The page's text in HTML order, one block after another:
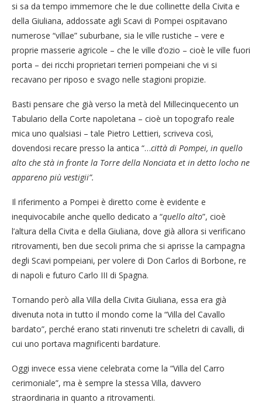
si sa da tempo immemore che le due collinette della Civita e
della Giuliana, addossate agli Scavi di Pompei ospitavano
numerose “villae” suburbane, sia le ville rustiche – vere e
proprie masserie agricole – che le ville d’ozio – cioè le ville fuori
porta – dei ricchi proprietari terrieri pompeiani che vi si
recavano per riposo e svago nelle stagioni propizie.
Basti pensare che già verso la metà del Millecinquecento un
Tabulario della Corte napoletana – cioè un topografo reale
mica uno qualsiasi – tale Pietro Lettieri, scriveva così,
dovendosi recare presso la antica “…città di Pompei, in quello
alto che stà in fronte la Torre della Nonciata et in detto locho ne
appareno più vestigii”.
Il riferimento a Pompei è diretto come è evidente e
inequivocabile anche quello dedicato a “quello alto”, cioè
l’altura della Civita e della Giuliana, dove già allora si verificano
ritrovamenti, ben due secoli prima che si aprisse la campagna
degli Scavi pompeiani, per volere di Don Carlos di Borbone, re
di napoli e futuro Carlo III di Spagna.
Tornando però alla Villa della Civita Giuliana, essa era già
divenuta nota in tutto il mondo come la “Villa del Cavallo
bardato”, perché erano stati rinvenuti tre scheletri di cavalli, di
cui uno portava magnificenti bardature.
Oggi invece essa viene celebrata come la “Villa del Carro
cerimoniale”, ma è sempre la stessa Villa, davvero
straordinaria in quanto a ritrovamenti.